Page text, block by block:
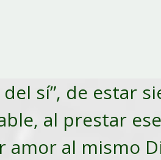
sí”, de estar
al prestar
amor al mismo